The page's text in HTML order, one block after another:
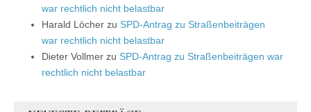
war rechtlich nicht belastbar
Harald Löcher zu SPD-Antrag zu Straßenbeiträgen
war rechtlich nicht belastbar
Dieter Vollmer zu SPD-Antrag zu Straßenbeiträgen war
rechtlich nicht belastbar